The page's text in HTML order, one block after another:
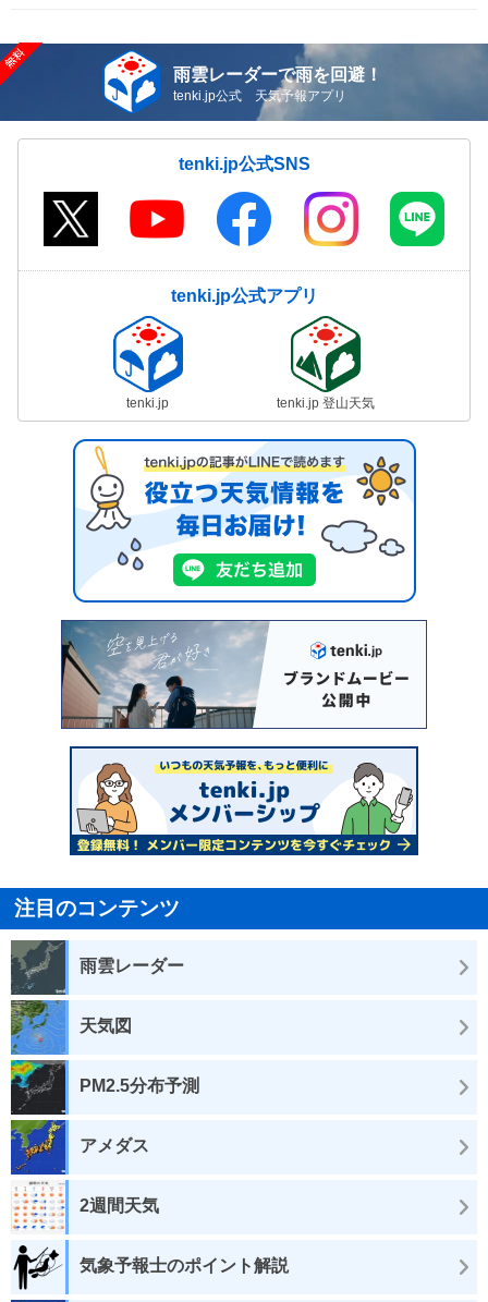
雨雲レーダーで雨を回避！
tenki.jp公式 天気予報アプリ
tenki.jp公式SNS
tenki.jp公式アプリ
tenki.jp tenki.jp 登山天気
注目のコンテンツ
雨雲レーダー
天気図
PM2.5分布予測
アメダス
2週間天気
気象予報士のポイント解説